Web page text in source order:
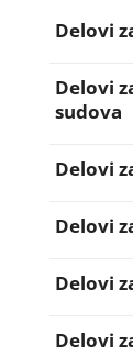
Delovi
Delovi
sudova
Creva za
Dihtunzi
Filteri za
Delovi
Aqua
Dihtunzi
Delovi
Dihtunzi
Dugmad
Delovi
Dihtunzi
Delovi